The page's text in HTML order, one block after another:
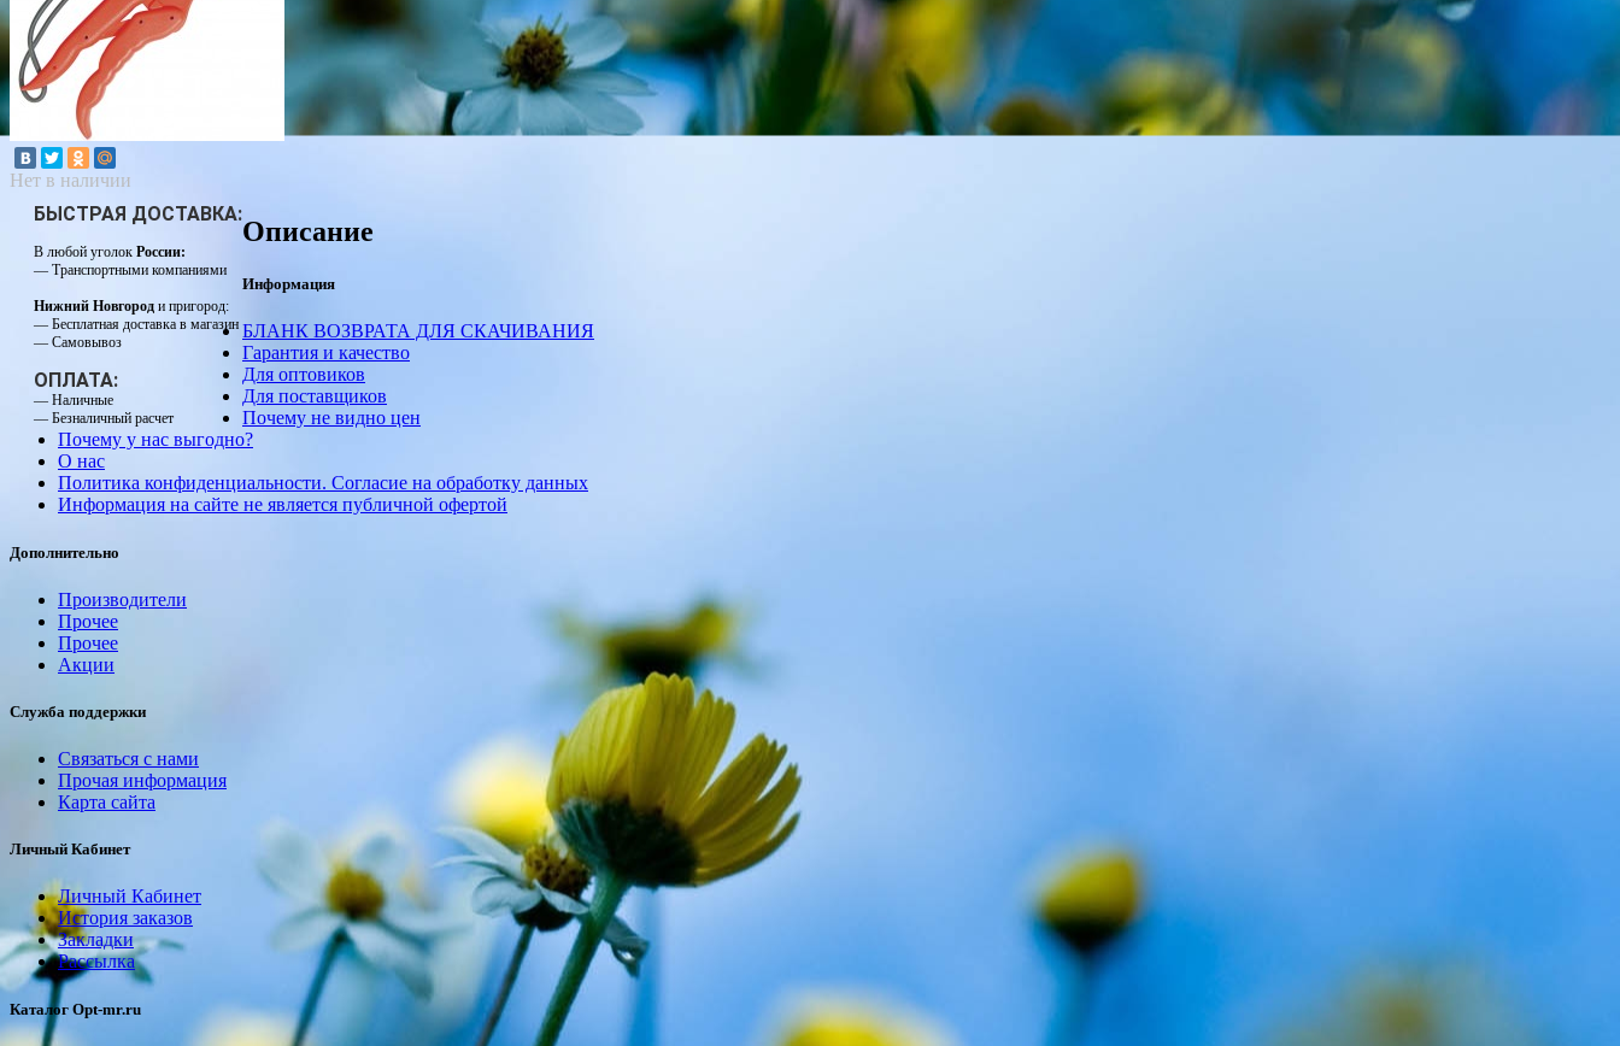
Нет в наличии
БЫСТРАЯ ДОСТАВКА:
В любой уголок России:
— Транспортными компаниями
Нижний Новгород и пригород:
— Бесплатная доставка в магазин
— Самовывоз
ОПЛАТА:
— Наличные
— Безналичный расчет
Описание
Информация
БЛАНК ВОЗВРАТА ДЛЯ СКАЧИВАНИЯ
Гарантия и качество
Для оптовиков
Для поставщиков
Почему не видно цен
Почему у нас выгодно?
О нас
Политика конфиденциальности. Согласие на обработку данных
Информация на сайте не является публичной офертой
Дополнительно
Производители
Прочее
Прочее
Акции
Служба поддержки
Связаться с нами
Прочая информация
Карта сайта
Личный Кабинет
Личный Кабинет
История заказов
Закладки
Рассылка
Каталог Opt-mr.ru